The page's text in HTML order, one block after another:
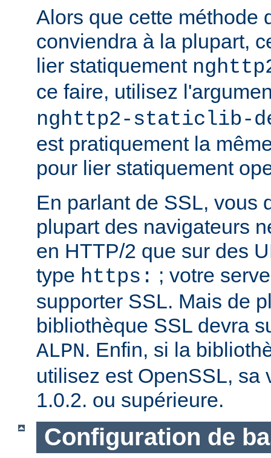
Alors que cette méthode
conviendra à la plupart,
lier statiquement
ce faire, utilisez
nghttp2-staticlib-
est pratiquement la
pour lier statiquement
En parlant de SSL, vous
plupart des navigateurs
en HTTP/2 que sur des
type https: ; votre
supporter SSL. Mais de
bibliothèque SSL devra
ALPN. Enfin, si la
utilisez est OpenSSL, sa
1.0.2. ou supérieure.
Configuration de